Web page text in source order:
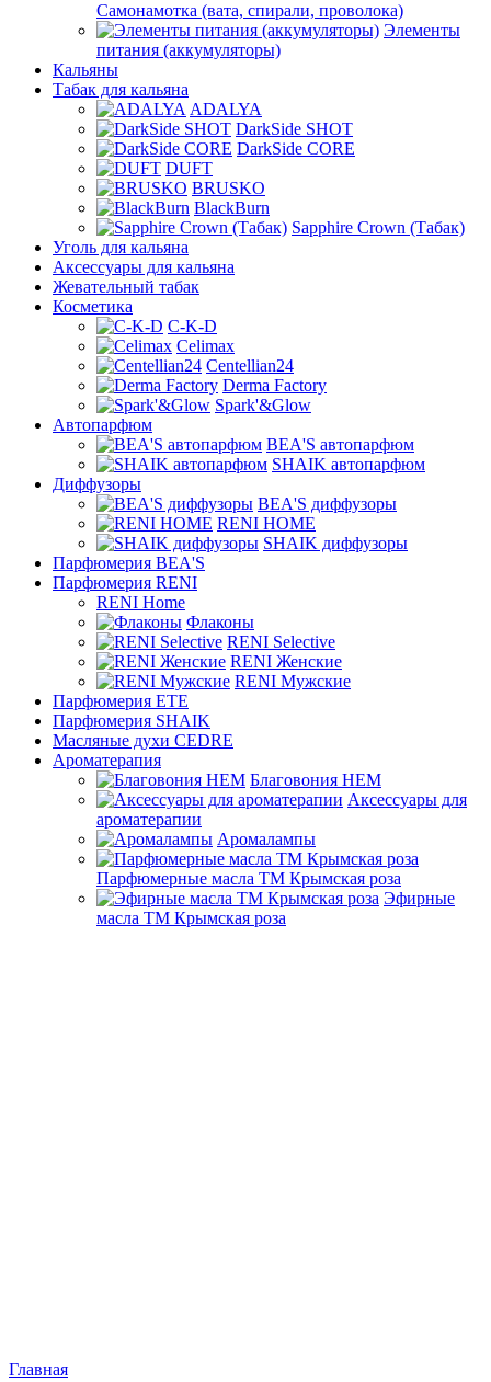
Самонамотка (вата, спирали, проволока)
Элементы
питания (аккумуляторы)
Кальяны
Табак для кальяна
ADALYA
DarkSide SHOT
DarkSide CORE
DUFT
BRUSKO
BlackBurn
Sapphire Crown (Табак)
Уголь для кальяна
Аксессуары для кальяна
Жевательный табак
Косметика
C-K-D
Celimax
Centellian24
Derma Factory
Spark'&Glow
Автопарфюм
BEA'S автопарфюм
SHAIK автопарфюм
Диффузоры
BEA'S диффузоры
RENI HOME
SHAIK диффузоры
Парфюмерия BEA'S
Парфюмерия RENI
RENI Home
Флаконы
RENI Selective
RENI Женские
RENI Мужские
Парфюмерия ETE
Парфюмерия SHAIK
Масляные духи CEDRE
Ароматерапия
Благовония HEM
Аксессуары для
ароматерапии
Аромалампы
Парфюмерные масла ТМ Крымская роза
Эфирные
масла ТМ Крымская роза
Главная